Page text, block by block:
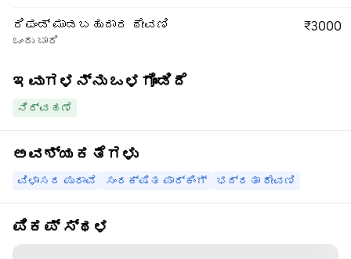
ರಿಫಂಡ್ ಮಾಡಬಹುದಾದ ಠೇವಣಿ
ಒಂದು ಬಾರಿ
₹3000
ಇವುಗಳನ್ನು ಒಳಗೊಂಡಿದೆ
ನಿರ್ವಹಣೆ
ಅವಶ್ಯಕತೆಗಳು
ವಿಳಾಸದ ಪುರಾವೆ ಸಂರಕ್ಷಿತ ಪಾರ್ಕಿಂಗ್ ಭದ್ರತಾ ಠೇವಣಿ
ಪಿಕಪ್ ಸ್ಥಳ